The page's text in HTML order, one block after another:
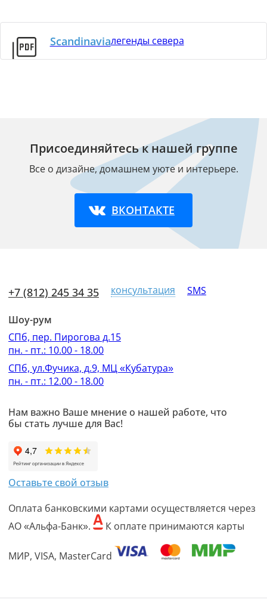
Scandinaviaлегенды севера
Присоединяйтесь к нашей группе
Все о дизайне, домашнем уюте и интерьере.
ВКОНТАКТЕ
+7 (812) 245 34 35 консультация SMS
Шоу-рум
СПб, пер. Пирогова д.15
пн. - пт.: 10.00 - 18.00
СПб, ул.Фучика, д.9, МЦ «Кубатура»
пн. - пт.: 12.00 - 18.00
Нам важно Ваше мнение о нашей работе, что
бы стать лучше для Вас!
Оставьте свой отзыв
Оплата банковскими картами осуществляется через
АО «Альфа-Банк».
К оплате принимаются карты
МИР, VISA, MasterCard